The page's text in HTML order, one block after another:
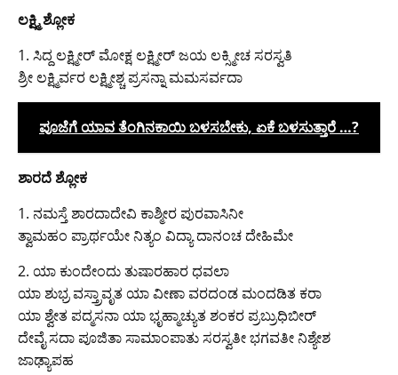
ಲಕ್ಷ್ಮಿ ಶ್ಲೋಕ
1. ಸಿದ್ದ ಲಕ್ಷ್ಮೀರ್ ಮೋಕ್ಷ ಲಕ್ಷ್ಮೀರ್ ಜಯ ಲಕ್ಸ್ಮೀಚ ಸರಸ್ವತಿ
ಶ್ರೀ ಲಕ್ಷ್ಮಿರ್ವರ ಲಕ್ಷ್ಮೀಶ್ಚ ಪ್ರಸನ್ನಾ ಮಮಸರ್ವದಾ
ಪೂಜೆಗೆ ಯಾವ ತೆಂಗಿನಕಾಯಿ ಬಳಸಬೇಕು, ಏಕೆ ಬಳಸುತ್ತಾರೆ …?
ಶಾರದೆ ಶ್ಲೋಕ
1. ನಮಸ್ತೆ ಶಾರದಾದೇವಿ ಕಾಶ್ಮೀರ ಪುರವಾಸಿನೀ
ತ್ವಾಮಹಂ ಪ್ರಾರ್ಥಯೇ ನಿತ್ಯಂ ವಿದ್ಯಾ ದಾನಂಚ ದೇಹಿಮೇ
2. ಯಾ ಕುಂದೇಂದು ತುಷಾರಹಾರ ಧವಲಾ
ಯಾ ಶುಭ್ರ ವಸ್ತ್ರಾವೃತ ಯಾ ವೀಣಾ ವರದಂಡ ಮಂದಡಿತ ಕರಾ
ಯಾ ಶ್ವೇತ ಪದ್ಮಸನಾ ಯಾ ಭೃಹ್ಮಾಚ್ಯುತ ಶಂಕರ ಪ್ರಬ್ರುಧಿಬೀರ್
ದೇವೈ ಸದಾ ಪೂಜಿತಾ ಸಾಮಾಂಪಾತು ಸರಸ್ವತೀ ಭಗವತೀ ನಿಶ್ಯೇಶ
ಜಾಢ್ಯಾಪಹ